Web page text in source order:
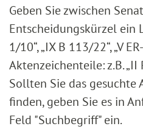
Geben Sie zwischen
Entscheidungskürzel ein
1/10“, „IX B 113/22“, „V
Aktenzeichenteile: z.B. „II
Sollten Sie das gesuchte
finden, geben Sie es in
Feld "Suchbegriff" ein.